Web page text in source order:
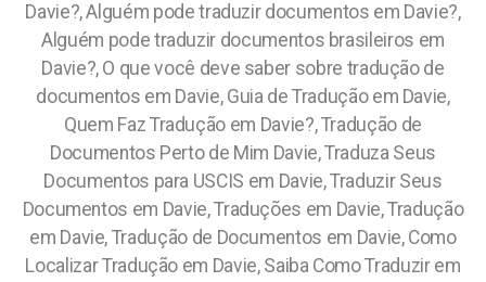
Davie?, Alguém pode traduzir documentos em Davie?,
Alguém pode traduzir documentos brasileiros em
Davie?, O que você deve saber sobre tradução de
documentos em Davie, Guia de Tradução em Davie,
Quem Faz Tradução em Davie?, Tradução de
Documentos Perto de Mim Davie, Traduza Seus
Documentos para USCIS em Davie, Traduzir Seus
Documentos em Davie, Traduções em Davie, Tradução
em Davie, Tradução de Documentos em Davie, Como
Localizar Tradução em Davie, Saiba Como Traduzir em